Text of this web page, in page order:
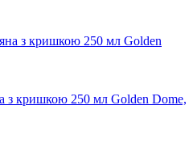
з кришкою 250 мл Golden Dome,